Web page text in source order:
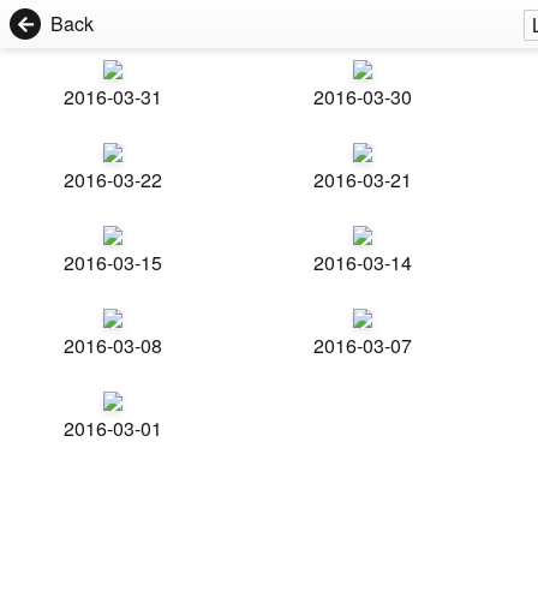
Back
2016-03-31 2016-03-30
2016-03-22 2016-03-21
2016-03-15 2016-03-14
2016-03-08 2016-03-07
2016-03-01